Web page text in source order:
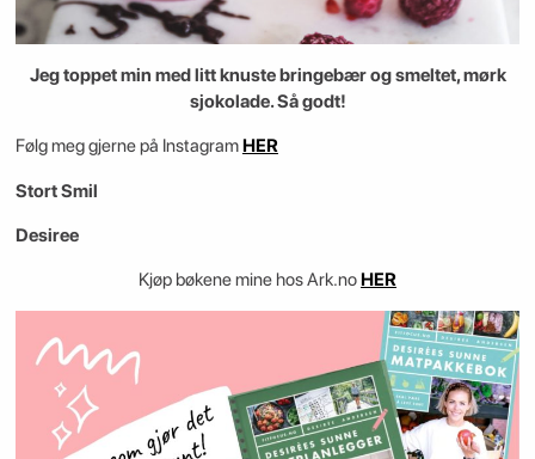
Jeg toppet min med litt knuste bringebær og smeltet, mørk
sjokolade. Så godt!
Følg meg gjerne på Instagram HER
Stort Smil
Desiree
Kjøp bøkene mine hos Ark.noHER